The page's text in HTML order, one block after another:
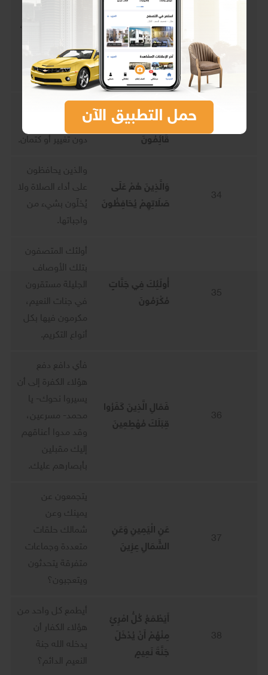
وَالَّذِينَ هُمْ
لِأَمَانَاتِهِمْ وَعَهْدِهِمْ
رَاعُونَ
حافظون لأمانات
الله، أمانات العباد،
لعهودهم مع الله
تعالى ومع العباد.
وَالَّذِينَ هُمْ
بِشَهَادَاتِهِمْ
قَائِمُونَ
والذين يؤدون
شهاداتهم بالحق
دون تغيير أو كتمان.
34
وَالَّذِينَ هُمْ عَلَى
صَلَاتِهِمْ يُحَافِظُونَ
والذين يحافظون
على أداء الصلاة ولا
يُخلّون بشيء من
واجباتها.
35
أُولَئِكَ فِي جَنَّاتٍ
مُكْرَمُونَ
أولئك المتصفون
بتلك الأوصاف
الجليلة مستقرون
في جنات النعيم،
مكرمون فيها بكل
أنواع التكريم.
36
فَمَالِ الَّذِينَ كَفَرُوا
قِبَلَكَ مُهْطِعِينَ
فأي دافع دفع
هؤلاء الكفرة إلى أن
يسيروا نحوك- يا
محمد- مسرعين،
وقد مدوا أعناقهم
إليك مقبلين
بأبصارهم عليك.
37
عَنِ الْيَمِينِ وَعَنِ
الشِّمَالِ عِزِينَ
يتجمعون عن
يمينك وعن
شمالك حلقات
متعددة وجماعات
متفرقة يتحدثون
ويتعجبون؟
38
أَيَطْمَعُ كُلُّ امْرِئٍ
مِنْهُمْ أَنْ يُدْخَلَ
جَنَّةَ نَعِيمٍ
أيطمع كل واحد من
هؤلاء الكفار أن
يدخله الله جنة
النعيم الدائم؟